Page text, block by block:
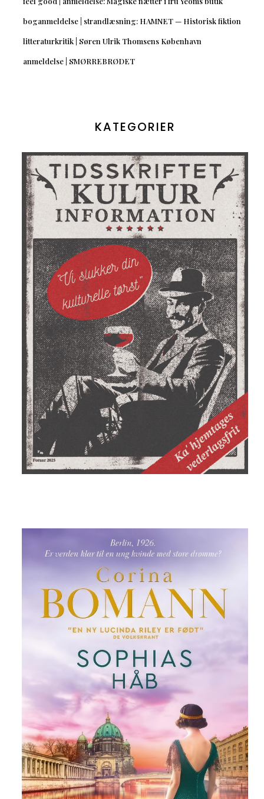
boganmeldelse | strandlæsning: HAMNET — Historisk fiktion
litteraturkritik | Søren Ulrik Thomsens København
anmeldelse | SMØRREBRØDET
KATEGORIER